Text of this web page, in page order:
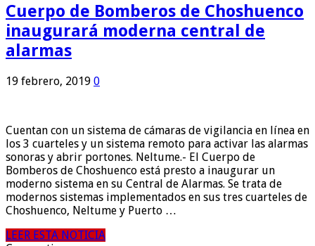
Cuerpo de Bomberos de Choshuenco
inaugurará moderna central de
alarmas
19 febrero, 2019 0
Cuentan con un sistema de cámaras de vigilancia en línea en
los 3 cuarteles y un sistema remoto para activar las alarmas
sonoras y abrir portones. Neltume.- El Cuerpo de
Bomberos de Choshuenco está presto a inaugurar un
moderno sistema en su Central de Alarmas. Se trata de
modernos sistemas implementados en sus tres cuarteles de
Choshuenco, Neltume y Puerto …
LEER ESTA NOTICIA